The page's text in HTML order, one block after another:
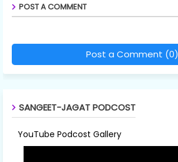
POST A COMMENT
Post a Comment (0)
SANGEET-JAGAT PODCOST
YouTube Podcost Gallery